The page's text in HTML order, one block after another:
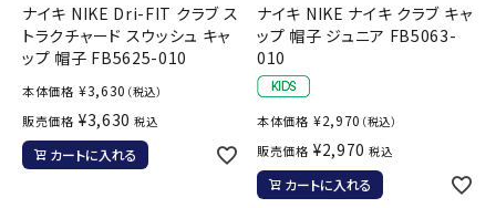
ナイキ NIKE Dri-FIT クラブ ス
トラクチャード スウッシュ キャ
ップ 帽子 FB5625-010
本体価格 ¥3,630 （税込）
販売価格 ¥3,630 税込
カートに入れる
ナイキ NIKE ナイキ クラブ キャ
ップ 帽子 ジュニア FB5063-
010
本体価格 ¥2,970 （税込）
販売価格 ¥2,970 税込
カートに入れる